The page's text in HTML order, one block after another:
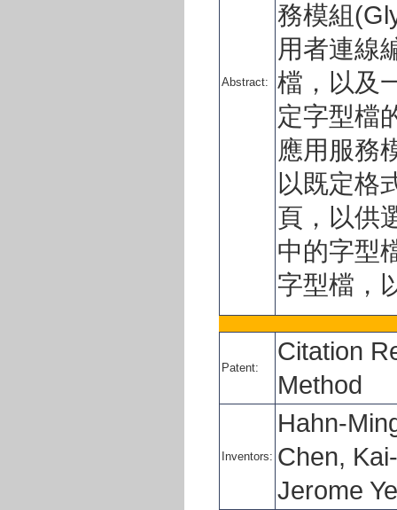
Abstract:
務模組
用者連線
檔，以及
定字型檔
應用服務
以既定格
頁，以供
中的字型
字型檔，
Patent:
Citation
Method
Inventors:
Hahn-
Chen,
Jerome